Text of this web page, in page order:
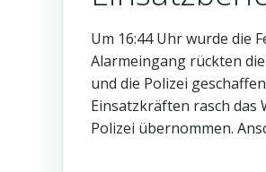
Um 16:44 Uhr wurde die
Alarmeingang rückten
und die Polizei
Einsatzkräften rasch das
Polizei übernommen.